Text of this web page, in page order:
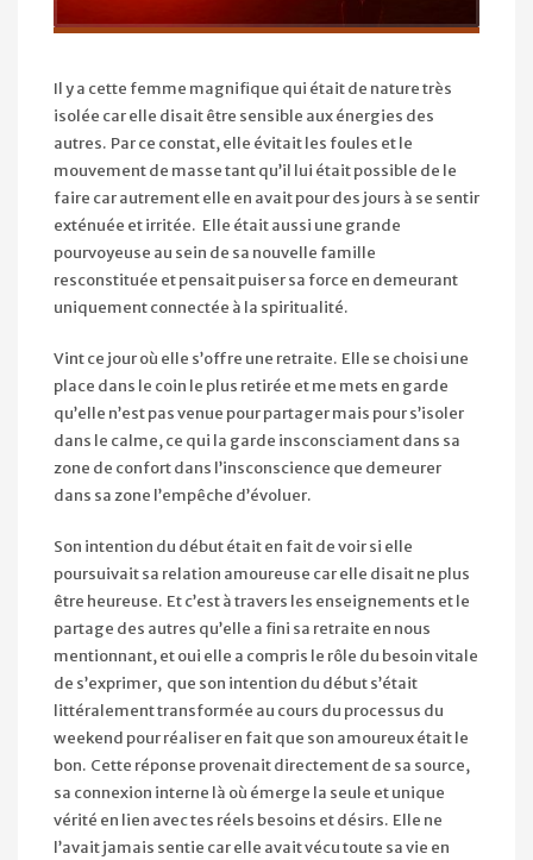
Il y a cette femme magnifique qui était de nature très
isolée car elle disait être sensible aux énergies des
autres. Par ce constat, elle évitait les foules et le
mouvement de masse tant qu’il lui était possible de le
faire car autrement elle en avait pour des jours à se sentir
exténuée et irritée. Elle était aussi une grande
pourvoyeuse au sein de sa nouvelle famille
resconstituée et pensait puiser sa force en demeurant
uniquement connectée à la spiritualité.
Vint ce jour où elle s’offre une retraite. Elle se choisi une
place dans le coin le plus retirée et me mets en garde
qu’elle n’est pas venue pour partager mais pour s’isoler
dans le calme, ce qui la garde insconsciament dans sa
zone de confort dans l’insconscience que demeurer
dans sa zone l’empêche d’évoluer.
Son intention du début était en fait de voir si elle
poursuivait sa relation amoureuse car elle disait ne plus
être heureuse. Et c’est à travers les enseignements et le
partage des autres qu’elle a fini sa retraite en nous
mentionnant, et oui elle a compris le rôle du besoin vitale
de s’exprimer, que son intention du début s’était
littéralement transformée au cours du processus du
weekend pour réaliser en fait que son amoureux était le
bon. Cette réponse provenait directement de sa source,
sa connexion interne là où émerge la seule et unique
vérité en lien avec tes réels besoins et désirs. Elle ne
l’avait jamais sentie car elle avait vécu toute sa vie en